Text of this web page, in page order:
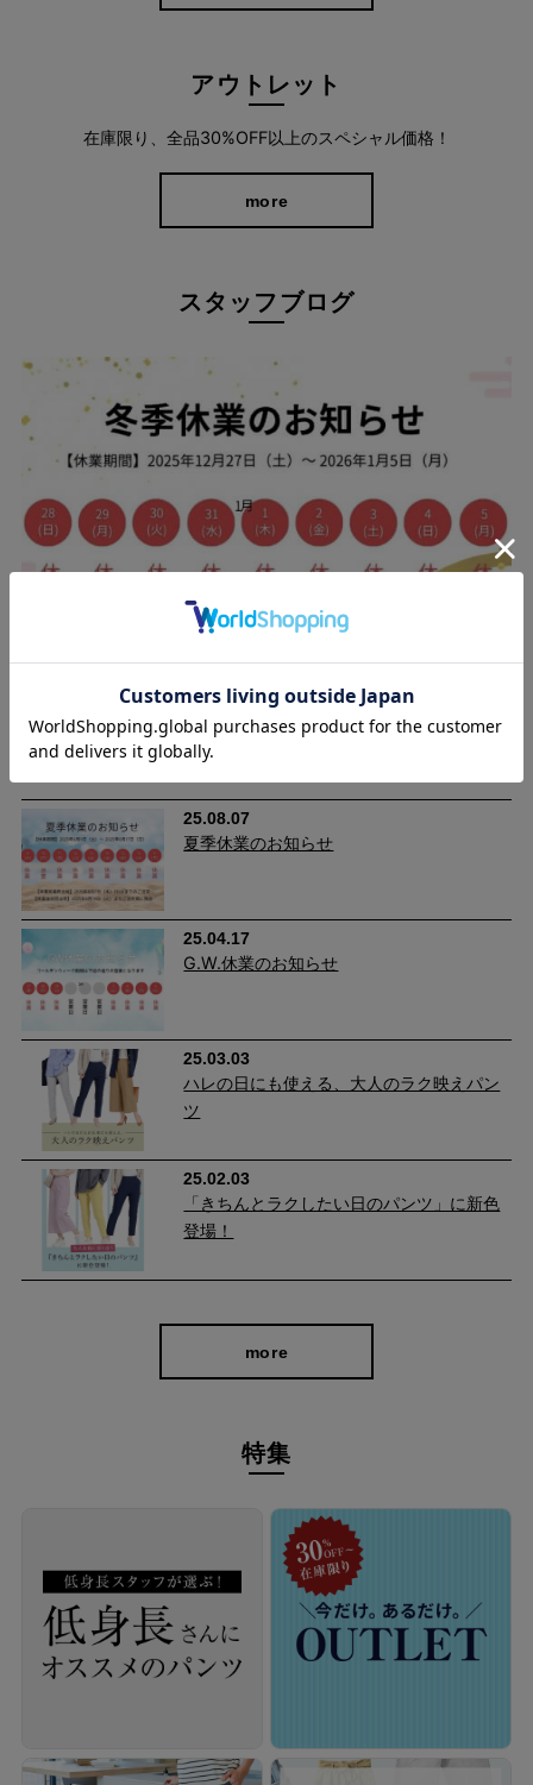
涼しいのに、きちんと上品。
サマーツィード調の転写プリントが、軽やかな素材感に上品さを
しい夏の装いに整えてくれます。
アウトレット
在庫限り、全品30%OFF以上のスペシャル価格！
more
スタッフブログ
25.12.09
年末年始に伴う休業のお知らせ（2025-2026）
25.08.07
夏季休業のお知らせ
25.04.17
G.W.休業のお知らせ
25.03.03
ハレの日にも使える、大人のラク映えパン
ツ
25.02.03
「きちんとラクしたい日のパンツ」に新色
登場！
more
特集